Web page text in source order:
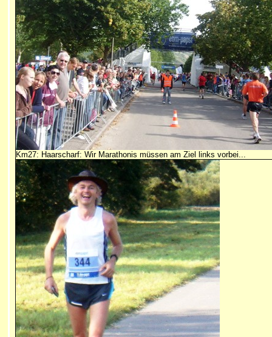
Km27: Haarscharf: Wir Marathonis müssen am Ziel links vorbei...